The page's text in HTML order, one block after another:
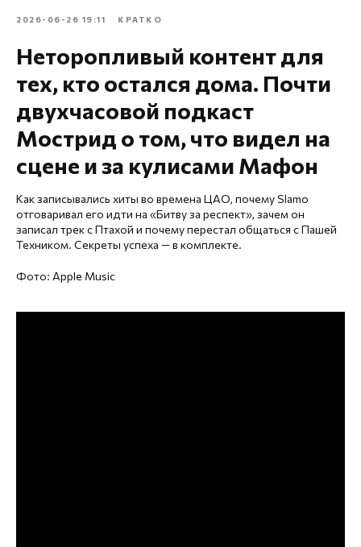
2026-06-26 19:11 КРАТКО
Неторопливый контент для
тех, кто остался дома. Почти
двухчасовой подкаст
Мострид о том, что видел на
сцене и за кулисами Мафон
Как записывались хиты во времена ЦАО, почему Slamo
отговаривал его идти на «Битву за респект», зачем он
записал трек с Птахой и почему перестал общаться с Пашей
Техником. Секреты успеха — в комплекте.
Фото: Apple Music